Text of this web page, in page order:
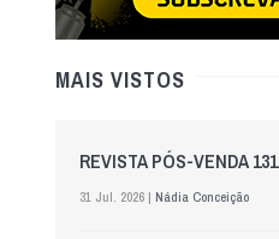
MAIS VISTOS
REVISTA PÓS-VENDA 131
31 Jul. 2026 | Nádia Conceição